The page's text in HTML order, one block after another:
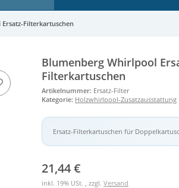
Filterkartuschen
Blumenberg Whirlpool
Filterkartuschen
Artikelnummer: Ersatz-Filter
Kategorie: Holzwhirlpool-Zusatzausstattung
Ersatz-Filterkartuschen für
21,44 €
inkl. 19% USt. , zzgl. Versand